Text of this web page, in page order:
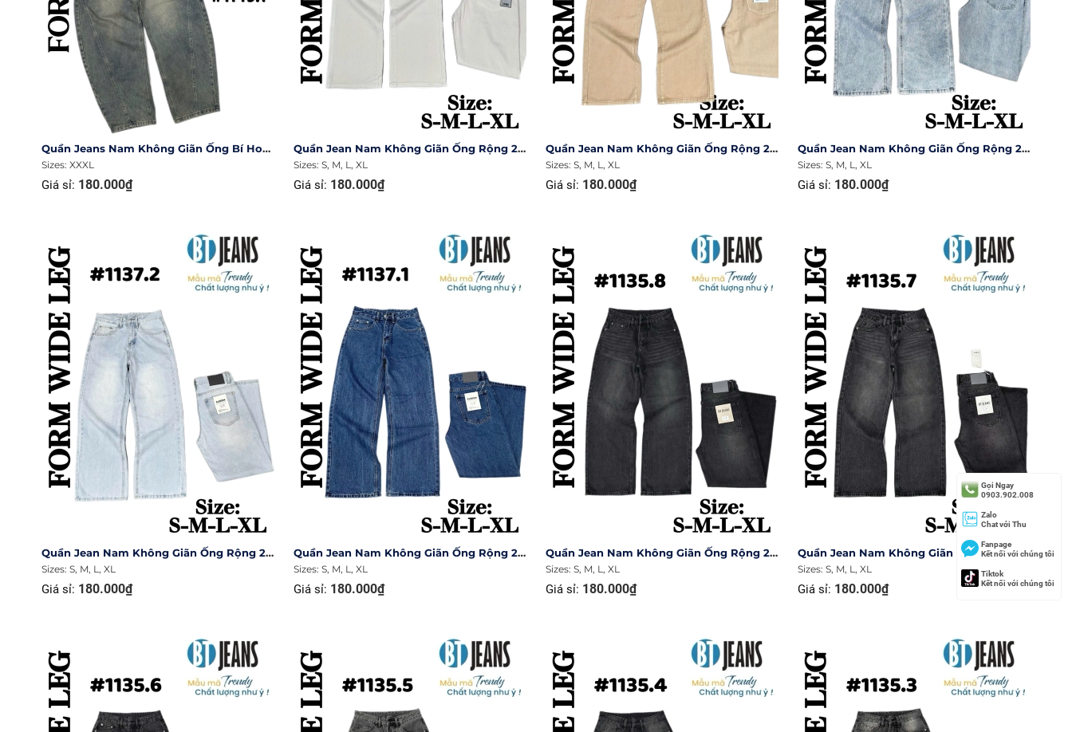
Quần Jeans Nam Không Giãn Ống Bí Hot Trend #1149.1
Sizes: XXXL
Giá sỉ: 180.000₫
Quần Jean Nam Không Giãn Ống Rộng 27cm Ms 1138.1
Sizes: S, M, L, XL
Giá sỉ: 180.000₫
Quần Jean Nam Không Giãn Ống Rộng 27cm Ms 1138.2
Sizes: S, M, L, XL
Giá sỉ: 180.000₫
Quần Jean Nam Không Giãn Ống Rộng 27cm Ms 1137.3
Sizes: S, M, L, XL
Giá sỉ: 180.000₫
Quần Jean Nam Không Giãn Ống Rộng 27cm Ms 1137.2
Sizes: S, M, L, XL
Giá sỉ: 180.000₫
Quần Jean Nam Không Giãn Ống Rộng 27cm Ms 1137.1
Sizes: S, M, L, XL
Giá sỉ: 180.000₫
Quần Jean Nam Không Giãn Ống Rộng 27cm Ms 1135.8
Sizes: S, M, L, XL
Giá sỉ: 180.000₫
Quần Jean Nam Không Giãn Ống Rộng 27cm Ms 1135.7
Sizes: S, M, L, XL
Giá sỉ: 180.000₫
Gọi Ngay
0903.902.008
Zalo
Chat với Thu
Fanpage
Kết nối với chúng tôi
Tiktok
Kết nối với chúng tôi